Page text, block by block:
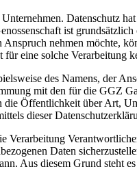
Datenschutz
ist
Anspruch nehmen möchte,
für eine solche
des Namens, der
mit den für die GGZ
Öffentlichkeit über Art,
dieser
Verarbeitung
Daten
Aus diesem Grund steht